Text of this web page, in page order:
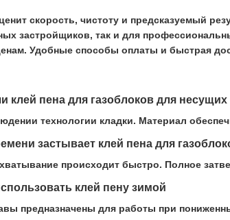
скорость, чистоту и предсказуемый
застройщиков, так и для
Удобные способы оплаты и быстрая
клей пена для газоблоков для несущих
технологии кладки. Материал
застывает клей пена для
происходит быстро. Полное
клей пену зимой
предназначены для работы при